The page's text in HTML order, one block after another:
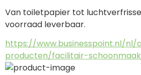
Van toiletpapier tot
voorraad leverbaar.
https://www.businesspoint.nl/nl/
producten/facilitair-